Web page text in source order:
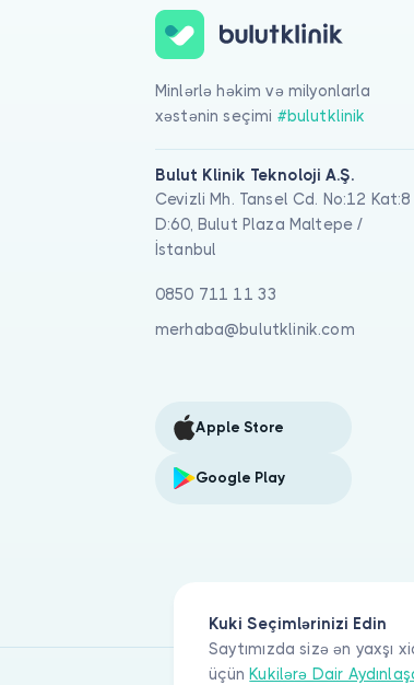
Kuki Seçimlərinizi Edin
Saytımızda sizə ən
üçün Kukilərə Dair
Minlərlə həkim və milyonlarla
xəstənin seçimi #bulutklinik
Bulut Klinik Teknoloji A.Ş.
Cevizli Mh. Tansel Cd. No:12 Kat:8
D:60, Bulut Plaza Maltepe /
İstanbul
0850 711 11 33
merhaba@bulutklinik.com
Apple Store
Google Play